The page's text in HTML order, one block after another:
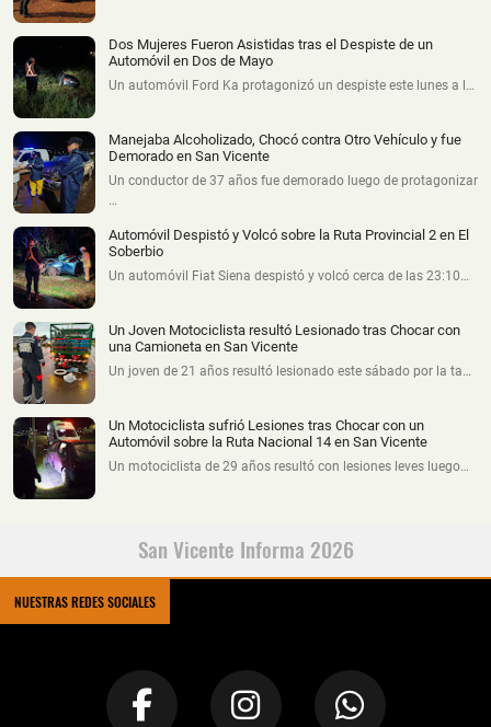
Dos Mujeres Fueron Asistidas tras el Despiste de un
Automóvil en Dos de Mayo
Un automóvil Ford Ka protagonizó un despiste este lunes a l…
Manejaba Alcoholizado, Chocó contra Otro Vehículo y fue
Demorado en San Vicente
Un conductor de 37 años fue demorado luego de protagonizar
…
Automóvil Despistó y Volcó sobre la Ruta Provincial 2 en El
Soberbio
Un automóvil Fiat Siena despistó y volcó cerca de las 23:10…
Un Joven Motociclista resultó Lesionado tras Chocar con
una Camioneta en San Vicente
Un joven de 21 años resultó lesionado este sábado por la ta…
Un Motociclista sufrió Lesiones tras Chocar con un
Automóvil sobre la Ruta Nacional 14 en San Vicente
Un motociclista de 29 años resultó con lesiones leves luego…
San Vicente Informa 2026
NUESTRAS REDES SOCIALES